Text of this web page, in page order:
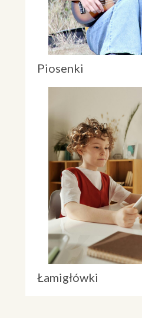
Piosenki
Łamigłówki